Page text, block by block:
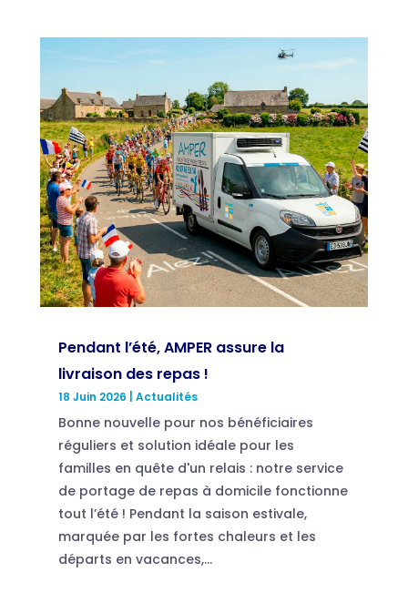
Pendant l’été, AMPER assure la
livraison des repas !
18 Juin 2026 Actualités
Bonne nouvelle pour nos bénéficiaires
réguliers et solution idéale pour les
familles en quête d'un relais : notre service
de portage de repas à domicile fonctionne
tout l’été ! Pendant la saison estivale,
marquée par les fortes chaleurs et les
départs en vacances,...